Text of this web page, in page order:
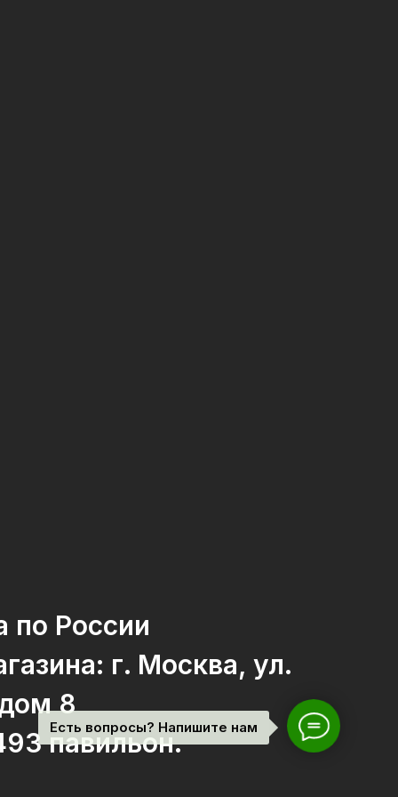
по России
г. Москва, ул.
8
павильон.
Есть вопросы? Напишите нам